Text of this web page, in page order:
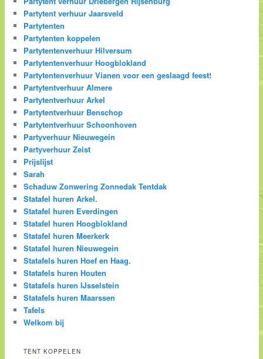
Partytent verhuur Jaarsveld
Partytenten
Partytenten koppelen
Partytentenverhuur Hilversum
Partytentenverhuur Hoogblokland
Partytentenverhuur Vianen voor een geslaagd feest!
Partytentverhuur Almere
Partytentverhuur Arkel
Partytentverhuur Benschop
Partytentverhuur Schoonhoven
Partyverhuur Nieuwegein
Partyverhuur Zeist
Prijslijst
Sarah
Schaduw Zonwering Zonnedak Tentdak
Statafel huren Arkel.
Statafel huren Everdingen
Statafel huren Hoogblokland
Statafel huren Meerkerk
Statafel huren Nieuwegein
Statafels huren Hoef en Haag.
Statafels huren Houten
Statafels huren IJsselstein
Statafels huren Maarssen
Tafels
Welkom bij
TENT KOPPELEN